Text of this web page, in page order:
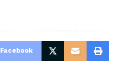
Facebook